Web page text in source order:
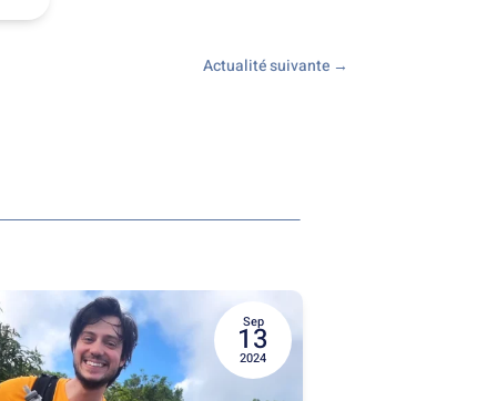
Actualité suivante→
Sep
13
2024